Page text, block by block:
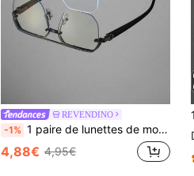
REVENDINO
-1% 1 paire de lunettes de mode pour femmes en métal argenté avec monture demi-cadre polygonale et verres transparents, convient pour la lecture, les jeux, l'ordinateur, le téléphone, accessoire haute définition anti-fatigue visuelle
4,88€ 4,95€